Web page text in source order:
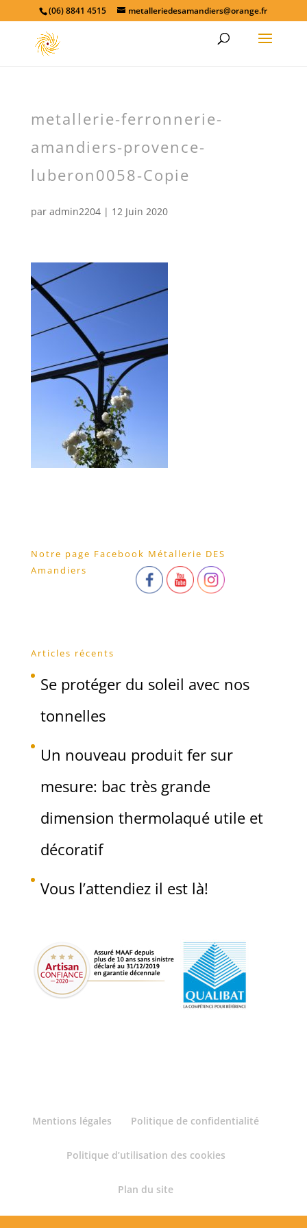
(06) 8841 4515 metalleriedesamandiers@orange.fr
metallerie-ferronnerie-
amandiers-provence-
luberon0058-Copie
par admin2204| 12 Juin 2020
Notre page Facebook Métallerie DES
Amandiers
Articles récents
Se protéger du soleil avec nos
tonnelles
Un nouveau produit fer sur
mesure: bac très grande
dimension thermolaqué utile et
décoratif
Vous l’attendiez il est là!
Mentions légales Politique de confidentialité
Politique d’utilisation des cookies
Plan du site